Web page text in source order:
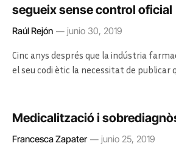
segueix sense control oficial
Raúl Rejón junio 30, 2019
Cinc anys després que la indústria
el seu codi ètic la necessitat de
Medicalització i
Francesca Zapater junio 25, 2019